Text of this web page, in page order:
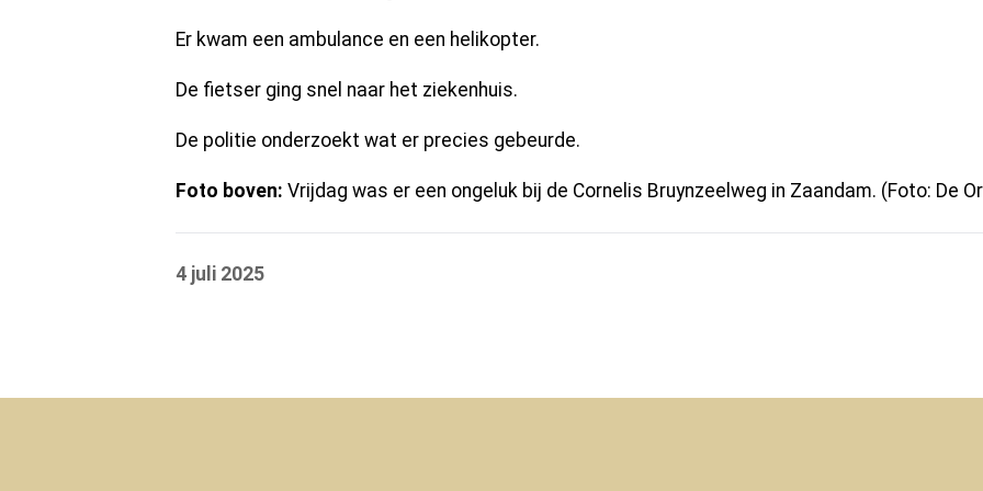
Er kwam een ambulance en een helikopter.
De fietser ging snel naar het ziekenhuis.
De politie onderzoekt wat er precies gebeurde.
Foto boven: Vrijdag was er een ongeluk bij de Cornelis Bruynzeelweg in Zaandam. (Foto: De
4 juli 2025